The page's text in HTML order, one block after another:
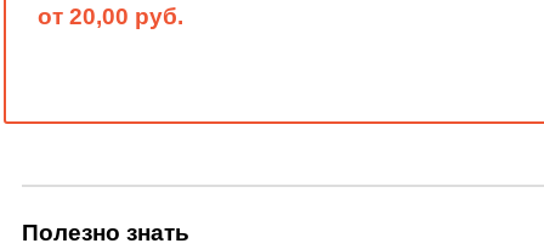
от 20,00 руб.
Полезно знать